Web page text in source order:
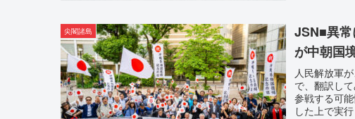
尖閣諸島
JSN■異
が中朝国
人民解放軍
で、翻訳し
参戦する可
した上で実